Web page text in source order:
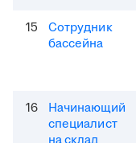
15
Сотрудник
бассейна
16
Начинающий
специалист